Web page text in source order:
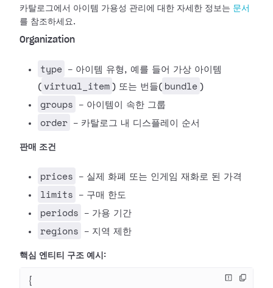
카탈로그에서 아이템 가용성 관리에 대한 자세한 정보는 문서
를 참조하세요.
Organization
type
- 아이템 유형, 예를 들어 가상 아이템
( virtual_item ) 또는 번들( bundle )
groups - 아이템이 속한 그룹
order - 카탈로그 내 디스플레이 순서
판매 조건
prices - 실제 화폐 또는 인게임 재화로 된 가격
limits - 구매 한도
periods - 가용 기간
regions - 지역 제한
핵심 엔티티 구조 예시:
{